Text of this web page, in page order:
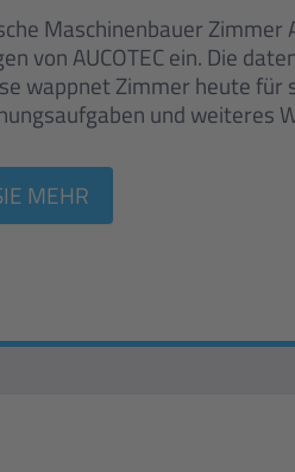
Maschinenbauer
von AUCOTEC ein. Die
wappnet Zimmer heute für
und weiteres
MEHR